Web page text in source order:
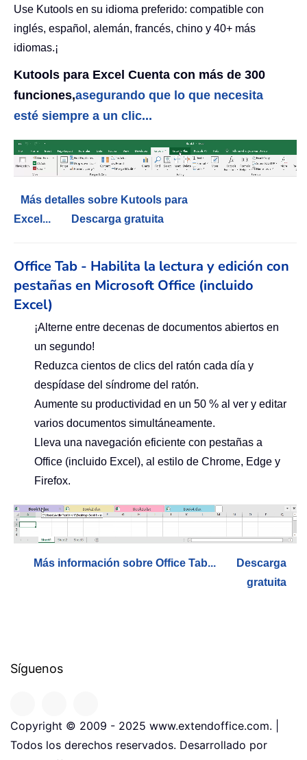
Use Kutools en su idioma preferido: compatible con
inglés, español, alemán, francés, chino y 40+ más
idiomas.¡
Kutools para Excel Cuenta con más de 300
funciones,asegurando que lo que necesita
esté siempre a un clic...
Más detalles sobre Kutools para
Excel...
Descarga gratuita
Office Tab - Habilita la lectura y edición con
pestañas en Microsoft Office (incluido
Excel)
¡Alterne entre decenas de documentos abiertos en
un segundo!
Reduzca cientos de clics del ratón cada día y
despídase del síndrome del ratón.
Aumente su productividad en un 50 % al ver y editar
varios documentos simultáneamente.
Lleva una navegación eficiente con pestañas a
Office (incluido Excel), al estilo de Chrome, Edge y
Firefox.
Más información sobre Office Tab...
Descarga
gratuita
Síguenos
Copyright © 2009 - 2025 www.extendoffice.com. |
Todos los derechos reservados. Desarrollado por